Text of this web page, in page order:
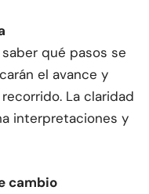
qué pasos se
el avance y
La claridad
interpretaciones y
cambio